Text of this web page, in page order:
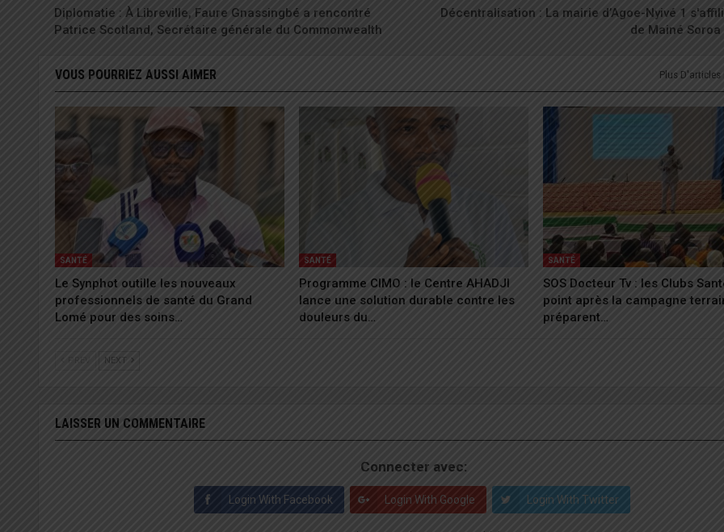
Diplomatie : À Libreville, Faure Gnassingbé a rencontré
Patrice Scotland, Secrétaire générale du Commonwealth
Décentralisation : La mairie d’Agoe-Nyivé 1
de Mainé
VOUS POURRIEZ AUSSI AIMER Plus D'articles
SANTÉ
Le Synphot outille les nouveaux
professionnels de santé du Grand
Lomé pour des soins…
SANTÉ
Programme CIMO : le Centre AHADJI
lance une solution durable contre les
douleurs du…
SANTÉ
SOS Docteur Tv : les Clubs
point après la campagne
préparent…
NEXT
LAISSER UN COMMENTAIRE
Connecter avec:
Login With Facebook Login With Google Login With Twitter